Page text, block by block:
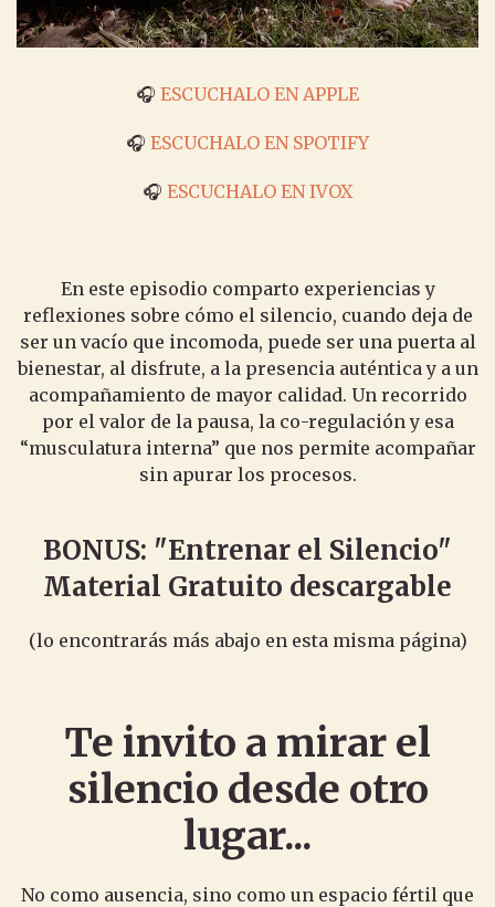
🎧 ESCUCHALO EN APPLE
🎧 ESCUCHALO EN SPOTIFY
🎧 ESCUCHALO EN IVOX
En este episodio comparto experiencias y
reflexiones sobre cómo el silencio, cuando deja de
ser un vacío que incomoda, puede ser una puerta al
bienestar, al disfrute, a la presencia auténtica y a un
acompañamiento de mayor calidad. Un recorrido
por el valor de la pausa, la co-regulación y esa
“musculatura interna” que nos permite acompañar
sin apurar los procesos.
BONUS: "Entrenar el Silencio"
Material Gratuito descargable
(lo encontrarás más abajo en esta misma página)
Te invito a mirar el
silencio desde otro
lugar...
No como ausencia, sino como un espacio fértil que